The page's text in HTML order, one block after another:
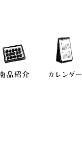
品紹介 カレンダー